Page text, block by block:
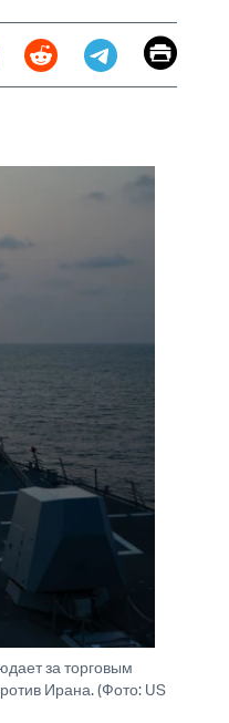
(X)
RedditTelegram
EmailPrint
за торговым
Ирана. (Фото: US